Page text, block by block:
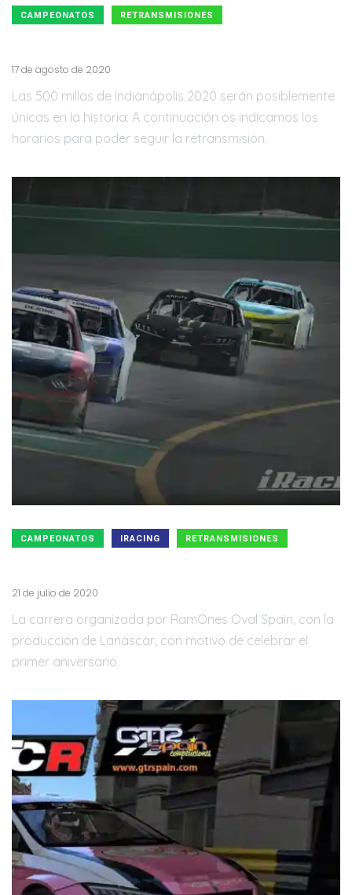
CAMPEONATOS RETRANSMISIONES
17 de agosto de 2020
Las 500 millas de Indianápolis 2020 serán posiblemente
únicas en la historia: A continuación os indicamos los
horarios para poder seguir la retransmisión.
CAMPEONATOS IRACING RETRANSMISIONES
21 de julio de 2020
La carrera organizada por RamOnes Oval Spain, con la
producción de Lanascar, con motivo de celebrar el
primer aniversario.